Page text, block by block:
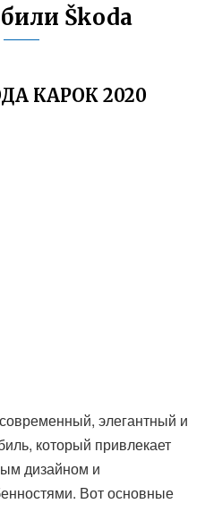
Škoda
КАРОК 2020
элегантный и
который привлекает
дизайном и
Вот основные